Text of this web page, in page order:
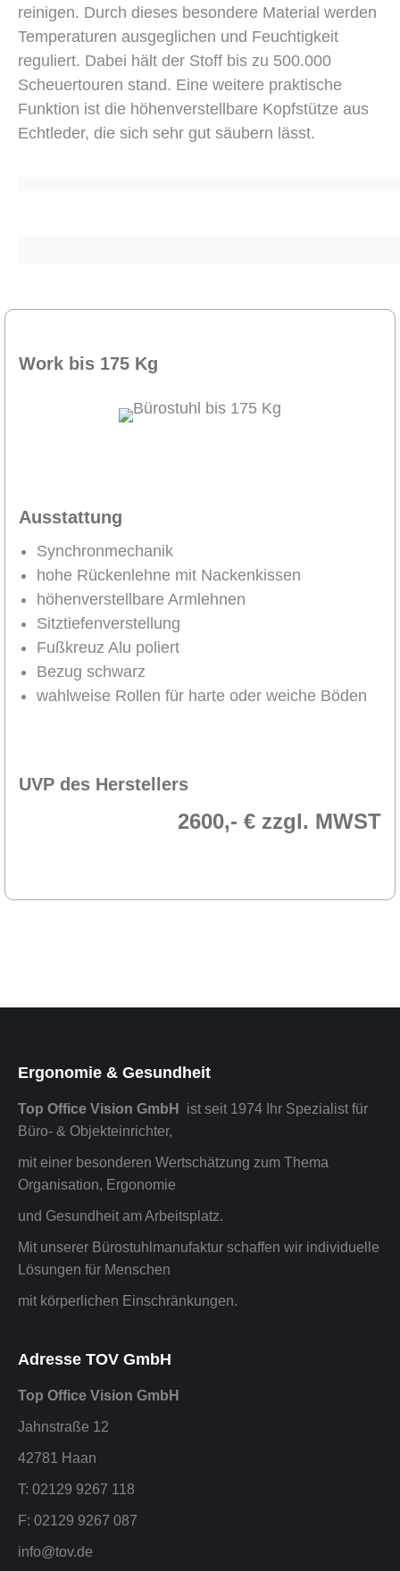
reinigen. Durch dieses besondere Material werden
Temperaturen ausgeglichen und Feuchtigkeit
reguliert. Dabei hält der Stoff bis zu 500.000
Scheuertouren stand. Eine weitere praktische
Funktion ist die höhenverstellbare Kopfstütze aus
Echtleder, die sich sehr gut säubern lässt.
Work bis 175 Kg
Ausstattung
Synchronmechanik
hohe Rückenlehne mit Nackenkissen
höhenverstellbare Armlehnen
Sitztiefenverstellung
Fußkreuz Alu poliert
Bezug schwarz
wahlweise Rollen für harte oder weiche Böden
UVP des Herstellers
2600,- € zzgl. MWST
Ergonomie & Gesundheit
Top Office Vision GmbH
ist seit 1974 Ihr Spezialist für
Büro- & Objekteinrichter,
mit einer besonderen Wertschätzung zum Thema
Organisation, Ergonomie
und Gesundheit am Arbeitsplatz.
Mit unserer Bürostuhlmanufaktur schaffen wir individuelle
Lösungen für Menschen
mit körperlichen Einschränkungen.
Adresse TOV GmbH
Top Office Vision GmbH
Jahnstraße 12
42781 Haan
T: 02129 9267 118
F: 02129 9267 087
info@tov.de